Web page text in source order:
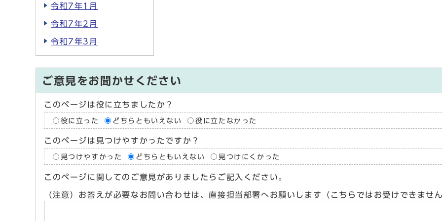
令和7年1月
令和7年2月
令和7年3月
ご意見をお聞かせください
このページは役に立ちましたか？
役に立った どちらともいえない 役に立たなかった
このページは見つけやすかったですか？
見つけやすかった どちらともいえない 見つけにくかった
このページに関してのご意見がありましたらご記入ください。
（注意）お答えが必要なお問い合わせは、直接担当部署へお願いします（こちらではお受けできませ